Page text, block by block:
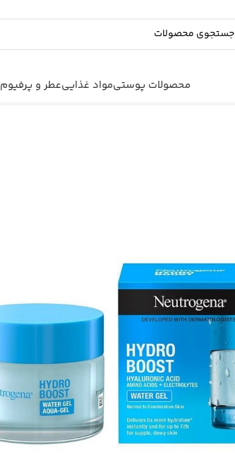
محصولات پوستیمواد غذاییعطر و پرفیوم محصولات پوستی |واتر ژل آبرسان نوتروژینا مدل Hydro Boost
کلاب رو